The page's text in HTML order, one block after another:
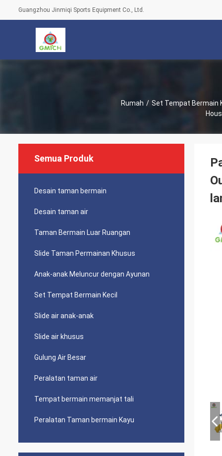
Guangzhou Jinmiqi Sports Equipment Co., Ltd.
Rumah / Set Tempat Bermain
Semua Produk
Desain taman bermain
Desain taman air
Taman Bermain Luar Ruangan
Slide Taman Permainan Khusus
Anak-anak Meluncur dengan Ayunan
Set Tempat Bermain Kecil
Slide air anak-anak
Slide air khusus
Gulung Air Besar
Peralatan taman air
Tempat bermain memanjat tali
Peralatan Taman bermain Kayu